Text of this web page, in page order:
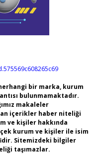
bir marka, kurum
bulunmamaktadır.
makaleler
içerikler haber niteliği
ve kişiler hakkında
kurum ve kişiler ile isim
Sitemizdeki bilgiler
taşımazlar.